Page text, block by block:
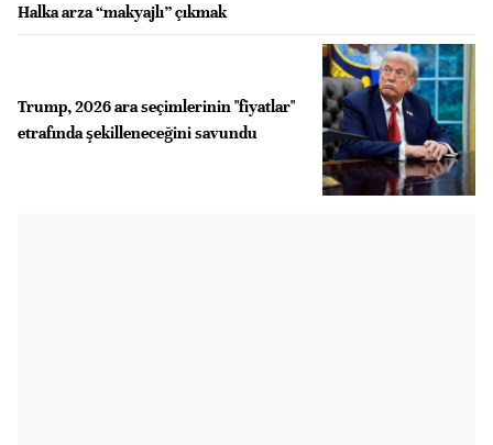
Halka arza “makyajlı” çıkmak
Trump, 2026 ara seçimlerinin "fiyatlar"
etrafında şekilleneceğini savundu